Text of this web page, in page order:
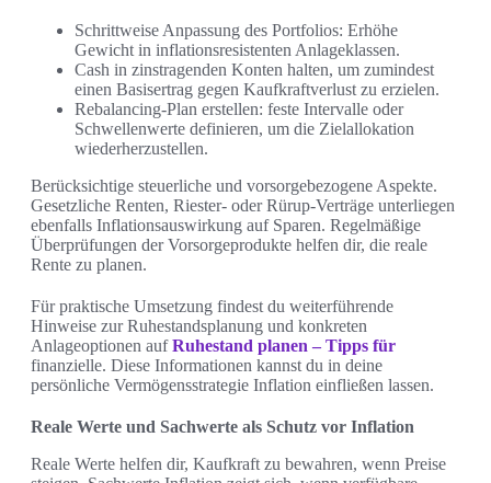
Schrittweise Anpassung des Portfolios: Erhöhe
Gewicht in inflationsresistenten Anlageklassen.
Cash in zinstragenden Konten halten, um zumindest
einen Basisertrag gegen Kaufkraftverlust zu erzielen.
Rebalancing-Plan erstellen: feste Intervalle oder
Schwellenwerte definieren, um die Zielallokation
wiederherzustellen.
Berücksichtige steuerliche und vorsorgebezogene Aspekte.
Gesetzliche Renten, Riester- oder Rürup-Verträge unterliegen
ebenfalls Inflationsauswirkung auf Sparen. Regelmäßige
Überprüfungen der Vorsorgeprodukte helfen dir, die reale
Rente zu planen.
Für praktische Umsetzung findest du weiterführende
Hinweise zur Ruhestandsplanung und konkreten
Anlageoptionen aufRuhestand planen – Tipps für
finanzielle. Diese Informationen kannst du in deine
persönliche Vermögensstrategie Inflation einfließen lassen.
Reale Werte und Sachwerte als Schutz vor Inflation
Reale Werte helfen dir, Kaufkraft zu bewahren, wenn Preise